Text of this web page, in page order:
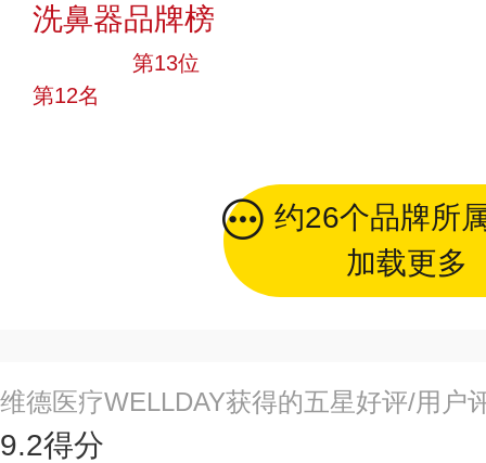
洗鼻器品牌榜
第13位
第12名
约26个品牌所
加载更多
维德医疗WELLDAY获得的五星好评/用户
9.2得分